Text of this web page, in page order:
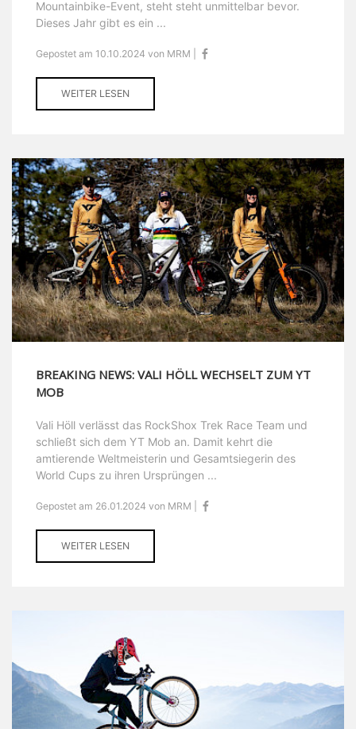
Mountainbike-Event, steht steht unmittelbar bevor.
Dieses Jahr gibt es ein ...
Gepostet am 10.10.2024 von MRM |
WEITER LESEN
BREAKING NEWS: VALI HÖLL WECHSELT ZUM YT
MOB
Vali Höll verlässt das RockShox Trek Race Team und
schließt sich dem YT Mob an. Damit kehrt die
amtierende Weltmeisterin und Gesamtsiegerin des
World Cups zu ihren Ursprüngen ...
Gepostet am 26.01.2024 von MRM |
WEITER LESEN